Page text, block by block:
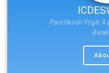
Panchkosh Yoga: